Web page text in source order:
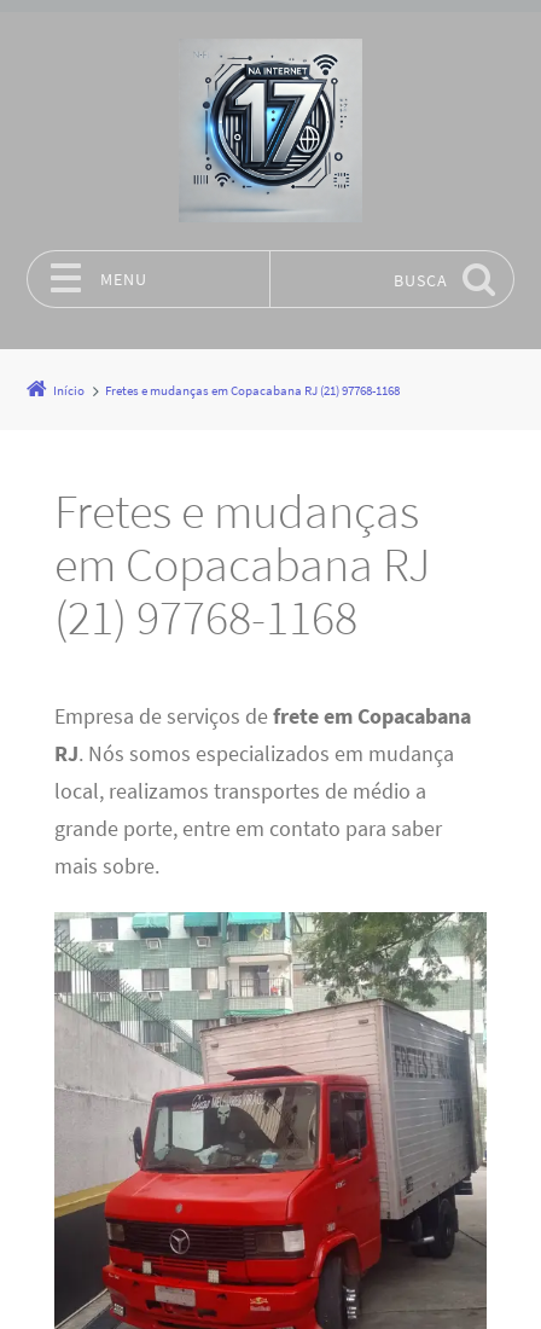
MENU BUSCA
Início Fretes e mudanças em Copacabana RJ (21) 97768-1168
Fretes e mudanças
em Copacabana RJ
(21) 97768-1168
Empresa de serviços defrete em Copacabana
RJ. Nós somos especializados em mudança
local, realizamos transportes de médio a
grande porte, entre em contato para saber
mais sobre.